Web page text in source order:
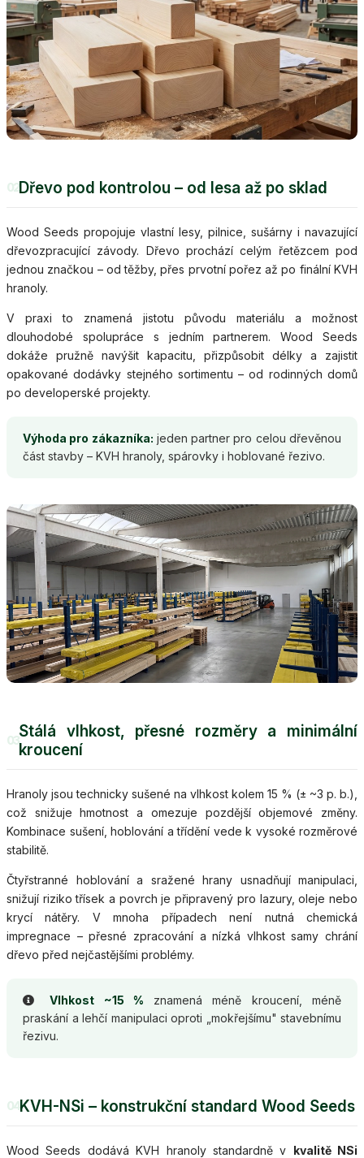
02Dřevo pod kontrolou – od lesa až po sklad
Wood Seeds propojuje vlastní lesy, pilnice, sušárny i navazující
dřevozpracující závody. Dřevo prochází celým řetězcem pod
jednou značkou – od těžby, přes prvotní pořez až po finální KVH
hranoly.
V praxi to znamená jistotu původu materiálu a možnost
dlouhodobé spolupráce s jedním partnerem. Wood Seeds
dokáže pružně navýšit kapacitu, přizpůsobit délky a zajistit
opakované dodávky stejného sortimentu – od rodinných domů
po developerské projekty.
Výhoda pro zákazníka: jeden partner pro celou dřevěnou
část stavby – KVH hranoly, spárovky i hoblované řezivo.
03Stálá vlhkost, přesné rozměry a minimální
kroucení
Hranoly jsou technicky sušené na vlhkost kolem 15 % (± ~3 p. b.),
což snižuje hmotnost a omezuje pozdější objemové změny.
Kombinace sušení, hoblování a třídění vede k vysoké rozměrové
stabilitě.
Čtyřstranné hoblování a sražené hrany usnadňují manipulaci,
snižují riziko třísek a povrch je připravený pro lazury, oleje nebo
krycí nátěry. V mnoha případech není nutná chemická
impregnace – přesné zpracování a nízká vlhkost samy chrání
dřevo před nejčastějšími problémy.
Vlhkost ~15 % znamená méně kroucení, méně
praskání a lehčí manipulaci oproti „mokřejšímu" stavebnímu
řezivu.
04KVH-NSi – konstrukční standard Wood Seeds
Wood Seeds dodává KVH hranoly standardně v kvalitě NSi